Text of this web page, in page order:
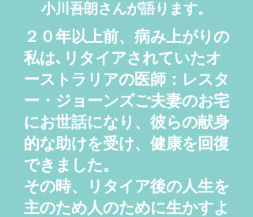
小川吾朗さんが語ります。
２０年以上前、病み上がりの
私は､リタイアされていたオ
ーストラリアの医師：レスタ
ー・ジョーンズご夫妻のお宅
にお世話になり、彼らの献身
的な助けを受け、健康を回復
できました。
その時、リタイア後の人生を
主のため人のために生かすよ